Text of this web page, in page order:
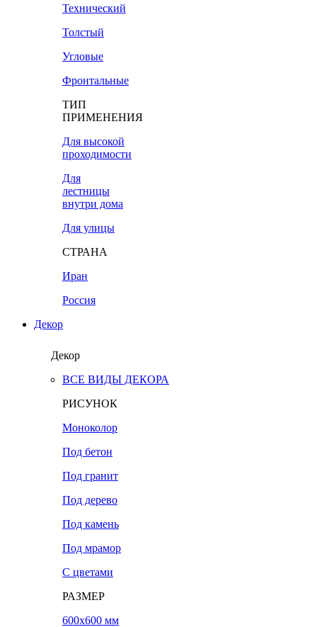
Технический
Толстый
Угловые
Фронтальные
ТИП
ПРИМЕНЕНИЯ
Для высокой
проходимости
Для
лестницы
внутри дома
Для улицы
СТРАНА
Иран
Россия
Декор
Декор
ВСЕ ВИДЫ ДЕКОРА
РИСУНОК
Моноколор
Под бетон
Под гранит
Под дерево
Под камень
Под мрамор
С цветами
РАЗМЕР
600х600 мм